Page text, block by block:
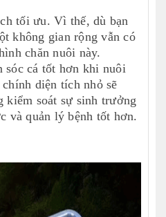
tối ưu. Vì thế, dù bạn
không gian rộng vẫn có
chăn nuôi này.
sóc cá tốt hơn khi nuôi
diện tích nhỏ sẽ
kiểm soát sự sinh trưởng
và quản lý bệnh tốt hơn.